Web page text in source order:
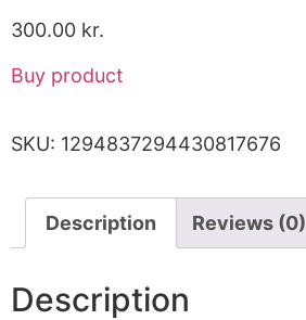
300.00 kr.
Buy product
SKU: 1294837294430817676
Description Reviews (0)
Description